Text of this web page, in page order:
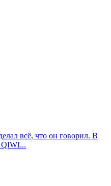
всё, что он говорил. В
QIWI...